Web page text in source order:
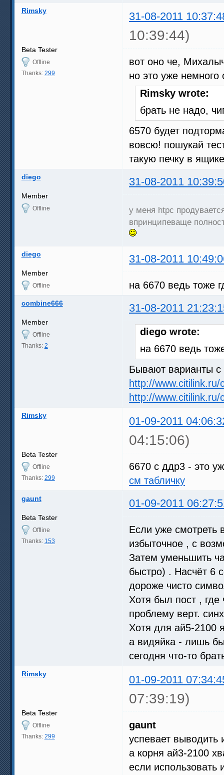
Rimsky 31-08-2011
10:39:44)
Beta Tester
Offline
Thanks: 299
вот оно че,
но это уже
Rimsky wrote:
брать не надо,
6570 будет
вовсю! пошукай
такую печку в ящике
diego 31-08-2011
Member
Offline
у меня htpc
впринципеваще
diego 31-08-2011
Member
Offline на 6670 ведь тоже
combine666 31-08-2011
Member
Offline
Thanks: 2
diego wrote:
на 6670 ведь
Бывают варианты с
http://
http://
Rimsky 01-09-2011
04:15:06)
Beta Tester
Offline
Thanks: 299
6670 c ддр3 - это
см табличку
gaunt 01-09-2011
Beta Tester
Offline
Thanks: 153
Если уже смотреть
избыточное , с
Затем уменьшить
быстро) . Насчёт 6
дороже чисто
Хотя был пост ,
проблему верт.
Хотя для ай5-2100
а видяйка - лишь
сегодня что-то
Rimsky 01-09-2011
07:39:19)
Beta Tester
Offline
Thanks: 299
gaunt
успевает выводить
а корня ай3-2100
если использовать